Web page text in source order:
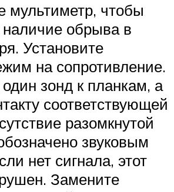
мультиметр, чтобы
обрыва в
Установите
на сопротивление.
зонд к планкам, а
соответствующей
разомкнутой
звуковым
нет сигнала, этот
Замените